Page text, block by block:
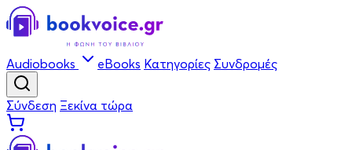
Audiobooks eBooks Κατηγορίες Συνδρομές
Σύνδεση Ξεκίνα τώρα